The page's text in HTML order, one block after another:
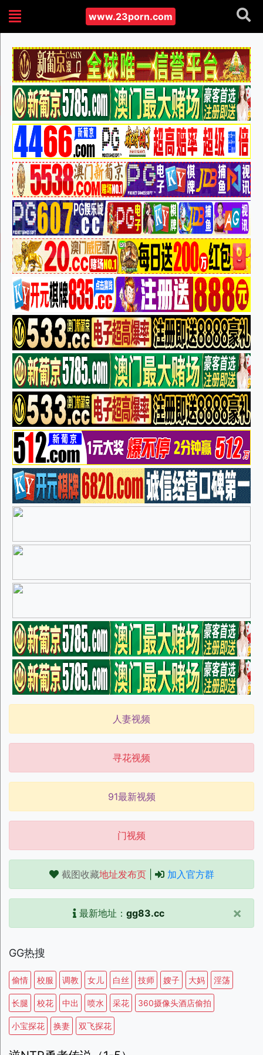
www.23porn.com
人妻视频
寻花视频
91最新视频
门视频
截图收藏地址发布页| 加入官方群
最新地址： gg83.cc ×
GG热搜
偷情 校服 调教 女儿 白丝 技师 嫂子 大妈 淫荡
长腿 校花 中出 喷水 采花 360摄像头酒店偷拍
小宝探花 换妻 双飞探花